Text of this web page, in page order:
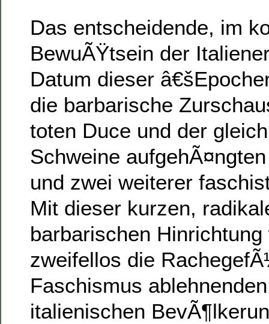
Das entscheidende, im
BewuÃŸtsein der
Datum dieser
die barbarische
toten Duce und der
Schweine
und zwei weiterer
Mit dieser kurzen,
barbarischen Hinrichtung
zweifellos die
Faschismus
italienischen